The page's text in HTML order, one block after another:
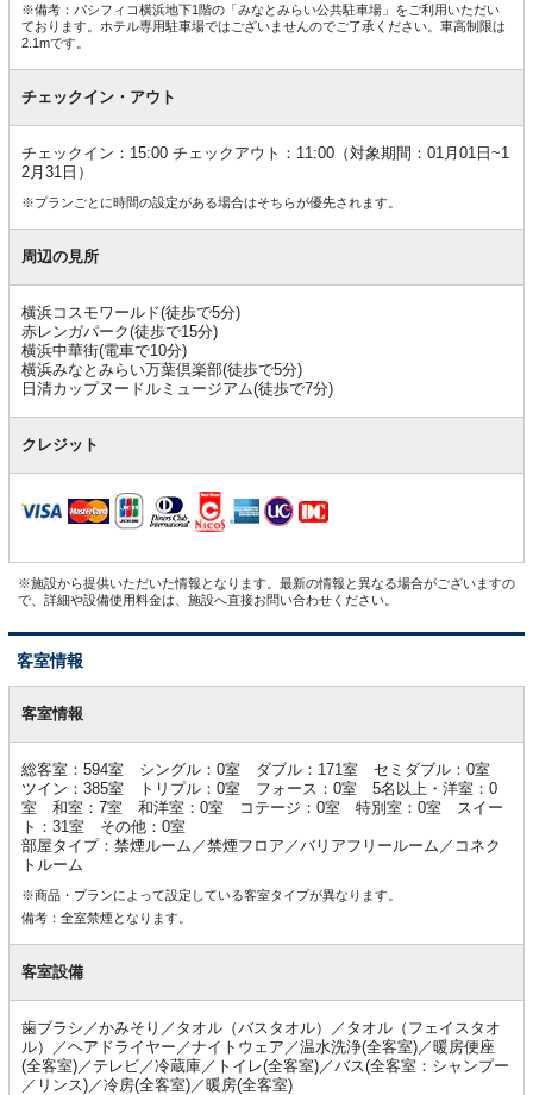
※備考：パシフィコ横浜地下1階の「みなとみらい公共駐車場」をご利用いただい
ております。ホテル専用駐車場ではございませんのでご了承ください。車高制限は
2.1mです。
チェックイン・アウト
チェックイン：15:00 チェックアウト：11:00（対象期間：01月01日~1
2月31日）
※プランごとに時間の設定がある場合はそちらが優先されます。
周辺の見所
横浜コスモワールド(徒歩で5分)
赤レンガパーク(徒歩で15分)
横浜中華街(電車で10分)
横浜みなとみらい万葉倶楽部(徒歩で5分)
日清カップヌードルミュージアム(徒歩で7分)
クレジット
※施設から提供いただいた情報となります。最新の情報と異なる場合がございますの
で、詳細や設備使用料金は、施設へ直接お問い合わせください。
客室情報
室客室情報
総客室：594室 シングル：0室 ダブル：171室 セミダブル：0室
ツイン：385室 トリプル：0室 フォース：0室 5名以上・洋室：0
室 和室：7室 和洋室：0室 コテージ：0室 特別室：0室 スイー
ト：31室 その他：0室
部屋タイプ：禁煙ルーム／禁煙フロア／バリアフリールーム／コネク
トルーム
※商品・プランによって設定している客室タイプが異なります。
備考：全室禁煙となります。
客室設備
歯ブラシ／かみそり／タオル（バスタオル）／タオル（フェイスタオ
ル）／ヘアドライヤー／ナイトウェア／温水洗浄(全客室)／暖房便座
(全客室)／テレビ／冷蔵庫／トイレ(全客室)／バス(全客室：シャンプー
／リンス)／冷房(全客室)／暖房(全客室)